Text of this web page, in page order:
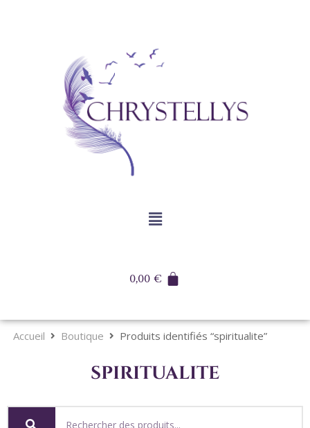
0,00€
Accueil Boutique Produits identifiés “spiritualite”
spiritualite